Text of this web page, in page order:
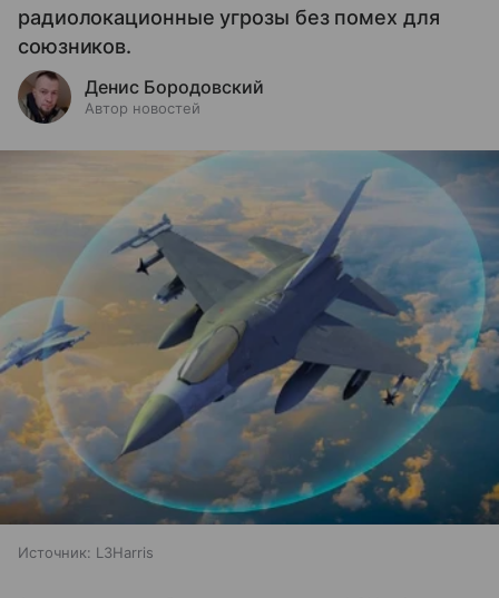
радиолокационные угрозы без помех для
союзников.
Денис Бородовский
Автор новостей
Источник: L3Harris